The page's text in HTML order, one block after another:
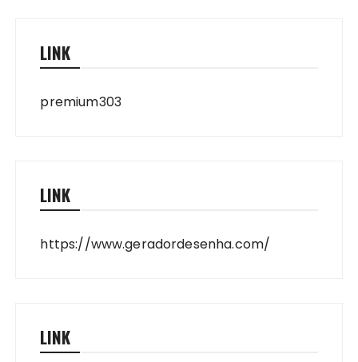
LINK
premium303
LINK
https://www.geradordesenha.com/
LINK